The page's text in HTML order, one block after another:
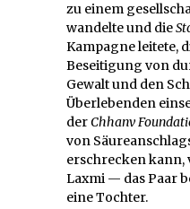
zu einem
wandelte und die
Kampagne leitete,
Beseitigung von
Gewalt und den
Überlebenden
derChhanv
von
erschrecken kann,
Laxmi — das Paar
eine Tochter.